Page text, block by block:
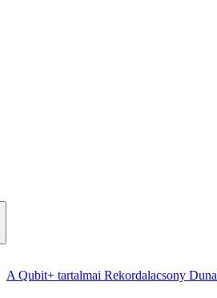
A Qubit+ tartalmai Rekordalacsony Duna